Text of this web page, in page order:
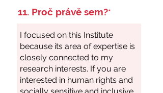
11. Proč právě sem?*